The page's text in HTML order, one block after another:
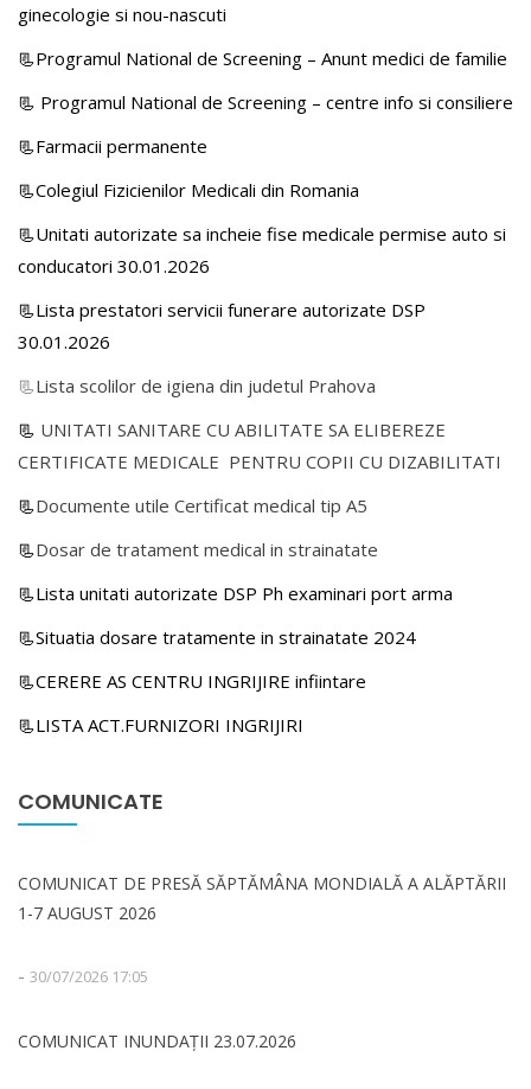
ginecologie si nou-nascuti
📃Programul National de Screening – Anunt medici de familie
📃 Programul National de Screening – centre info si consiliere
📃Farmacii permanente
📃Colegiul Fizicienilor Medicali din Romania
📃Unitati autorizate sa incheie fise medicale permise auto si
conducatori 30.01.2026
📃Lista prestatori servicii funerare autorizate DSP
30.01.2026
📃Lista scolilor de igiena din judetul Prahova
📃 UNITATI SANITARE CU ABILITATE SA ELIBEREZE
CERTIFICATE MEDICALE PENTRU COPII CU DIZABILITATI
📃Documente utile Certificat medical tip A5
📃Dosar de tratament medical in strainatate
📃Lista unitati autorizate DSP Ph examinari port arma
📃Situatia dosare tratamente in strainatate 2024
📃CERERE AS CENTRU INGRIJIRE infiintare
📃LISTA ACT.FURNIZORI INGRIJIRI
COMUNICATE
COMUNICAT DE PRESĂ SĂPTĂMÂNA MONDIALĂ A ALĂPTĂRII
1-7 AUGUST 2026
- 30/07/2026 17:05
COMUNICAT INUNDAȚII 23.07.2026